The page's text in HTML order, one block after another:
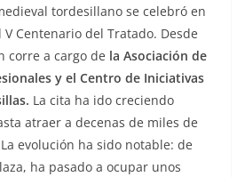
tordesillano se celebró en
Centenario del Tratado. Desde
corre a cargo de la Asociación de
y el Centro de Iniciativas
La cita ha ido creciendo
atraer a decenas de miles de
evolución ha sido notable: de
ha pasado a ocupar unos